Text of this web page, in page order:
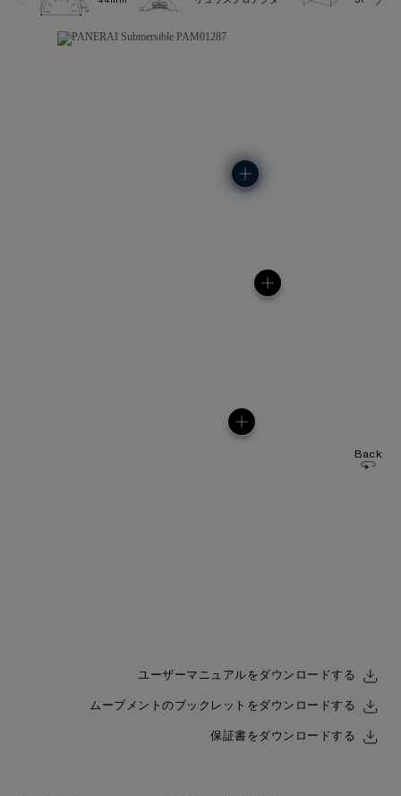
Back
ユーザーマニュアルをダウンロードする
ムーブメントのブックレットをダウンロードする
保証書をダウンロードする